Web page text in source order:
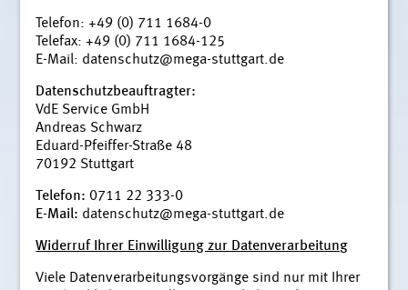
Telefon: +49 (0) 711 1684-0
Telefax: +49 (0) 711 1684-125
E-Mail: datenschutz@mega-stuttgart.de
Datenschutzbeauftragter:
VdE Service GmbH
Andreas Schwarz
Eduard-Pfeiffer-Straße 48
70192 Stuttgart
Telefon: 0711 22 333-0
E-Mail: datenschutz@mega-stuttgart.de
Widerruf Ihrer Einwilligung zur Datenverarbeitung
Viele Datenverarbeitungsvorgänge sind nur mit Ihrer